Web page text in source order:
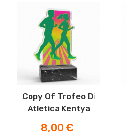
Copy Of Trofeo Di
Atletica Kentya
Prezzo
8,00 €